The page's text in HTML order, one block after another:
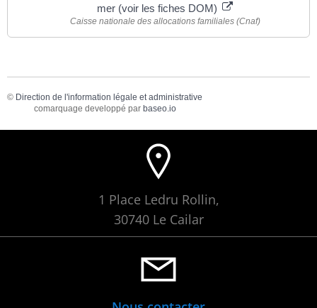
mer (voir les fiches DOM)
Caisse nationale des allocations familiales (Cnaf)
© Direction de l'information légale et administrative
comarquage developpé par baseo.io
1 Place Ledru Rollin,
30740 Le Cailar